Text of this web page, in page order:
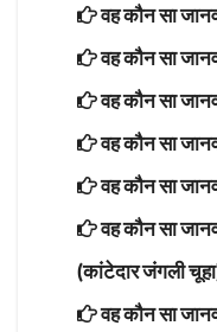
वह कौन सा
वह कौन सा
वह कौन सा
वह कौन सा
वह कौन सा
वह कौन सा
(कांटेदार जंगली
वह कौन सा